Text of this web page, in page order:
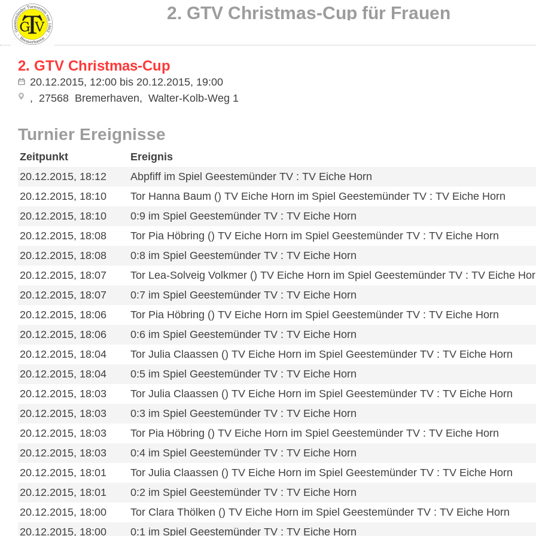
2. GTV Christmas-Cup für Frauen
2. GTV Christmas-Cup
20.12.2015, 12:00 bis 20.12.2015, 19:00
27568 Bremerhaven Walter-Kolb-Weg 1
Turnier Ereignisse
Zeitpunkt
Ereignis
20.12.2015, 18:12
Abpfiff im Spiel Geestemünder TV : TV Eiche Horn
20.12.2015, 18:10
Tor Hanna Baum () TV Eiche Horn im Spiel Geestemünder TV : TV Eiche Horn
20.12.2015, 18:10
0:9 im Spiel Geestemünder TV : TV Eiche Horn
20.12.2015, 18:08
Tor Pia Höbring () TV Eiche Horn im Spiel Geestemünder TV : TV Eiche Horn
20.12.2015, 18:08
0:8 im Spiel Geestemünder TV : TV Eiche Horn
20.12.2015, 18:07
Tor Lea-Solveig Volkmer () TV Eiche Horn im Spiel Geestemünder TV : TV Eiche
20.12.2015, 18:07
0:7 im Spiel Geestemünder TV : TV Eiche Horn
20.12.2015, 18:06
Tor Pia Höbring () TV Eiche Horn im Spiel Geestemünder TV : TV Eiche Horn
20.12.2015, 18:06
0:6 im Spiel Geestemünder TV : TV Eiche Horn
20.12.2015, 18:04
Tor Julia Claassen () TV Eiche Horn im Spiel Geestemünder TV : TV Eiche Horn
20.12.2015, 18:04
0:5 im Spiel Geestemünder TV : TV Eiche Horn
20.12.2015, 18:03
Tor Julia Claassen () TV Eiche Horn im Spiel Geestemünder TV : TV Eiche Horn
20.12.2015, 18:03
0:3 im Spiel Geestemünder TV : TV Eiche Horn
20.12.2015, 18:03
Tor Pia Höbring () TV Eiche Horn im Spiel Geestemünder TV : TV Eiche Horn
20.12.2015, 18:03
0:4 im Spiel Geestemünder TV : TV Eiche Horn
20.12.2015, 18:01
Tor Julia Claassen () TV Eiche Horn im Spiel Geestemünder TV : TV Eiche Horn
20.12.2015, 18:01
0:2 im Spiel Geestemünder TV : TV Eiche Horn
20.12.2015, 18:00
Tor Clara Thölken () TV Eiche Horn im Spiel Geestemünder TV : TV Eiche Horn
20.12.2015, 18:00
0:1 im Spiel Geestemünder TV : TV Eiche Horn